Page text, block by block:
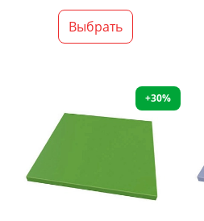
Выбрать
+30%